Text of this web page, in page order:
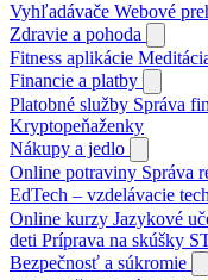
Vyhľadávače Webové
Zdravie a pohoda
Fitness aplikácie
Financie a platby
Platobné služby Správa
Kryptopeňaženky
Nákupy a jedlo
Online potraviny Správa
EdTech – vzdelávacie
Online kurzy Jazykové
deti Príprava na skúšky
Bezpečnosť a súkromie